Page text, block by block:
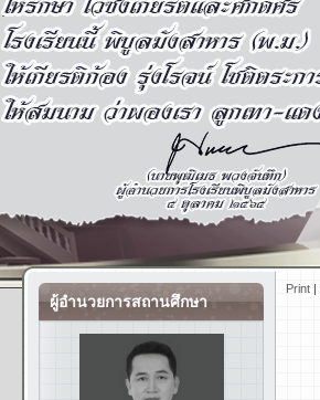
.
ผู้อำนวยการสถานศึกษา
Print |